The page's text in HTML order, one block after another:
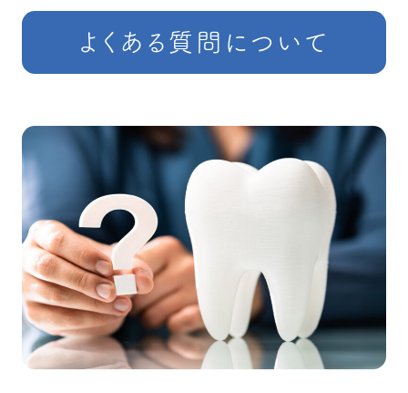
Q5.保険ですべての治療ができますか？
Q6.得意な治療は何ですか？
Q9.痛くないようにしてくれますか？
Q10.プライバシーに配慮していますか？
Q11.しっかり治療の説明をしてくれます
か？
Q12.WEB予約は可能ですか？
Q12.予約はどのようにキャンセルできます
か？
Q13.予約なしでも治療を受けられますか？
Q14.まとめて予約を取れますか？
Q15.駐車場はありますか？
よくある質問について